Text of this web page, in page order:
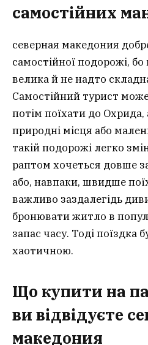
самостійних
северная македония
самостійної подорожі,
велика й не надто
Самостійний турист може
потім поїхати до Охрида,
природні місця або
такій подорожі легко
раптом хочеться довше
або, навпаки, швидше
важливо заздалегідь
бронювати житло в
запас часу. Тоді поїздка
хаотичною.
Що купити на
ви відвідуєте
македония